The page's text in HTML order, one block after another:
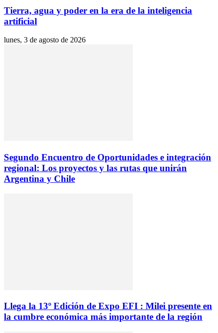
Tierra, agua y poder en la era de la inteligencia
artificial
lunes, 3 de agosto de 2026
Segundo Encuentro de Oportunidades e integración
regional: Los proyectos y las rutas que unirán
Argentina y Chile
Llega la 13º Edición de Expo EFI : Milei presente en
la cumbre económica más importante de la región